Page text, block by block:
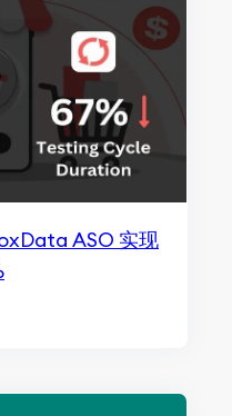
ASO 实现